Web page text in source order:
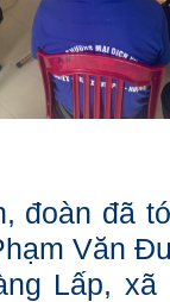
đoàn đã
Văn
Lấp, xã